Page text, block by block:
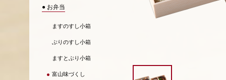
● お弁当
ますのすし小箱
ぶりのすし小箱
ますとぶり小箱
富山味づくし